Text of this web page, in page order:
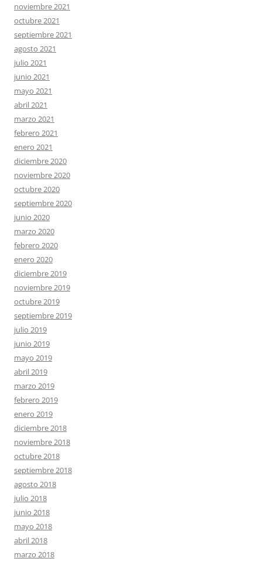
noviembre 2021
octubre 2021
septiembre 2021
agosto 2021
julio 2021
junio 2021
mayo 2021
abril 2021
marzo 2021
febrero 2021
enero 2021
diciembre 2020
noviembre 2020
octubre 2020
septiembre 2020
junio 2020
marzo 2020
febrero 2020
enero 2020
diciembre 2019
noviembre 2019
octubre 2019
septiembre 2019
julio 2019
junio 2019
mayo 2019
abril 2019
marzo 2019
febrero 2019
enero 2019
diciembre 2018
noviembre 2018
octubre 2018
septiembre 2018
agosto 2018
julio 2018
junio 2018
mayo 2018
abril 2018
marzo 2018